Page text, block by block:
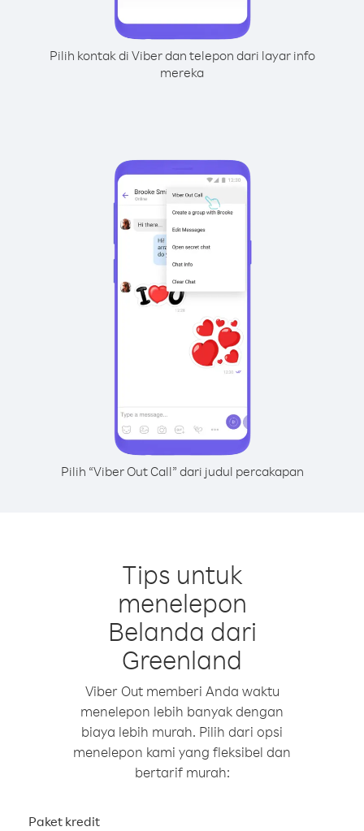
Pilih kontak di Viber dan telepon dari layar info
mereka
Pilih “Viber Out Call” dari judul percakapan
Tips untuk
menelepon
Belanda dari
Greenland
Viber Out memberi Anda waktu
menelepon lebih banyak dengan
biaya lebih murah. Pilih dari opsi
menelepon kami yang fleksibel dan
bertarif murah:
Paket kredit